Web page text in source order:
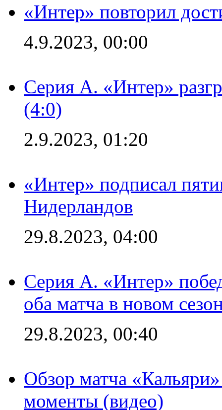
«Интер» повторил
4.9.2023, 00:00
Серия А. «Интер»
(4:0)
2.9.2023, 01:20
«Интер» подписал
Нидерландов
29.8.2023, 04:00
Серия А. «Интер»
оба матча в новом
29.8.2023, 00:40
Обзор матча
моменты (видео)